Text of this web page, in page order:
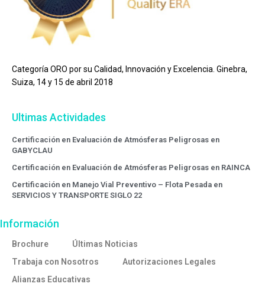
Categoría ORO por su Calidad, Innovación y Excelencia. Ginebra,
Suiza, 14 y 15 de abril 2018
Ultimas Actividades
Certificación en Evaluación de Atmósferas Peligrosas en
GABYCLAU
Certificación en Evaluación de Atmósferas Peligrosas en RAINCA
Certificación en Manejo Vial Preventivo – Flota Pesada en
SERVICIOS Y TRANSPORTE SIGLO 22
Información
Brochure
Últimas Noticias
Trabaja con Nosotros
Autorizaciones Legales
Alianzas Educativas